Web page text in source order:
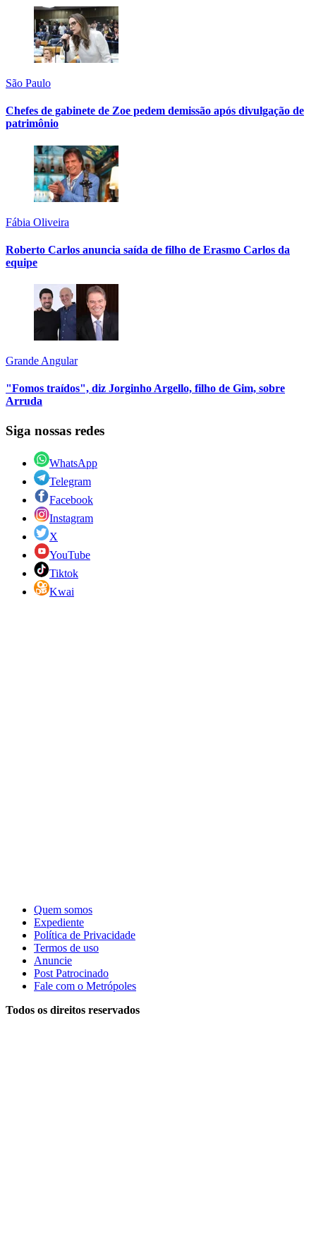
São Paulo
Chefes de gabinete de Zoe pedem demissão após divulgação de
patrimônio
Fábia Oliveira
Roberto Carlos anuncia saída de filho de Erasmo Carlos da
equipe
Grande Angular
"Fomos traídos", diz Jorginho Argello, filho de Gim, sobre
Arruda
Siga nossas redes
WhatsApp
Telegram
Facebook
Instagram
X
YouTube
Tiktok
Kwai
Quem somos
Expediente
Política de Privacidade
Termos de uso
Anuncie
Post Patrocinado
Fale com o Metrópoles
Todos os direitos reservados